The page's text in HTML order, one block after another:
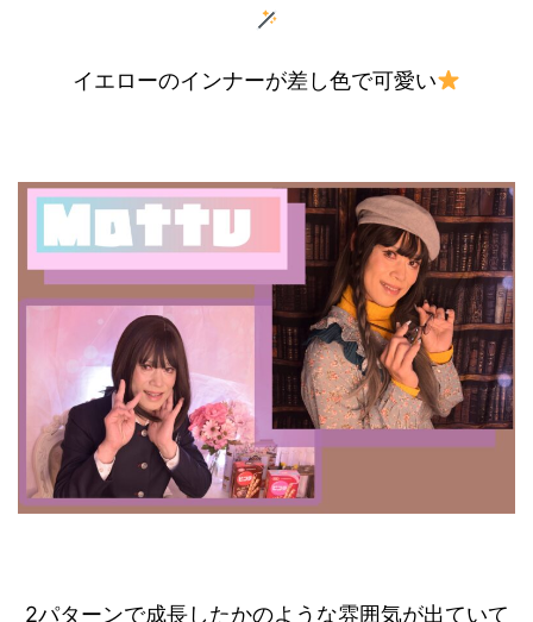
イエローのインナーが差し色で可愛い
2パターンで成長したかのような雰囲気が出ていて